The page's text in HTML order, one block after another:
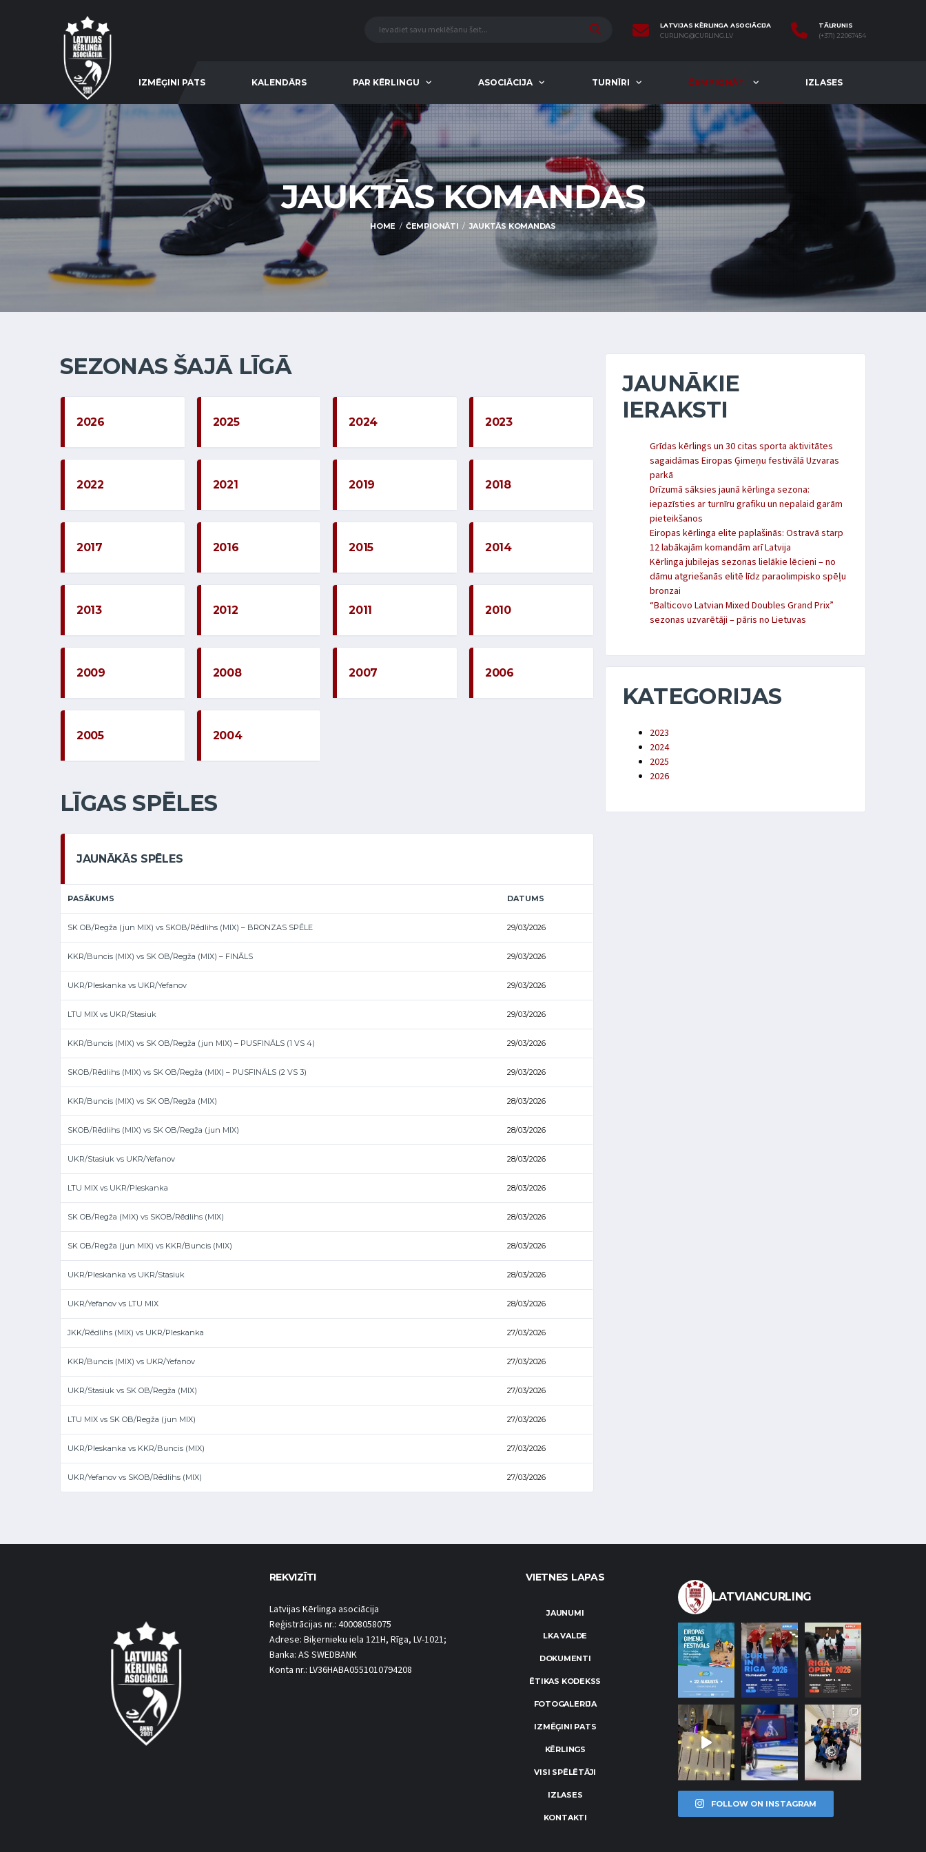
LATVIJAS KĒRLINGA ASOCIĀCIJA
CURLING@CURLING.LV
TĀLRUNIS
(+371) 22067454
IZMĒĢINI PATS KALENDĀRS PAR KĒRLINGU ASOCIĀCIJA TURNĪRI ČEMPIONĀTI IZLASES
JAUKTĀS KOMANDAS
HOME ČEMPIONĀTI JAUKTĀS KOMANDAS
SEZONAS ŠAJĀ LĪGĀ
2026 2025 2024 2023
2022 2021 2019 2018
2017 2016 2015 2014
2013 2012 2011 2010
2009 2008 2007 2006
2005 2004
LĪGAS SPĒLES
JAUNĀKĀS SPĒLES
PASĀKUMS DATUMS
SK OB/Regža (jun MIX) vs SKOB/Rēdlihs (MIX) – BRONZAS SPĒLE 29/03/2026
KKR/Buncis (MIX) vs SK OB/Regža (MIX) – FINĀLS 29/03/2026
UKR/Pleskanka vs UKR/Yefanov 29/03/2026
LTU MIX vs UKR/Stasiuk 29/03/2026
KKR/Buncis (MIX) vs SK OB/Regža (jun MIX) – PUSFINĀLS (1 VS 4) 29/03/2026
SKOB/Rēdlihs (MIX) vs SK OB/Regža (MIX) – PUSFINĀLS (2 VS 3) 29/03/2026
KKR/Buncis (MIX) vs SK OB/Regža (MIX) 28/03/2026
SKOB/Rēdlihs (MIX) vs SK OB/Regža (jun MIX) 28/03/2026
UKR/Stasiuk vs UKR/Yefanov 28/03/2026
LTU MIX vs UKR/Pleskanka 28/03/2026
SK OB/Regža (MIX) vs SKOB/Rēdlihs (MIX) 28/03/2026
SK OB/Regža (jun MIX) vs KKR/Buncis (MIX) 28/03/2026
UKR/Pleskanka vs UKR/Stasiuk 28/03/2026
UKR/Yefanov vs LTU MIX 28/03/2026
JKK/Rēdlihs (MIX) vs UKR/Pleskanka 27/03/2026
KKR/Buncis (MIX) vs UKR/Yefanov 27/03/2026
UKR/Stasiuk vs SK OB/Regža (MIX) 27/03/2026
LTU MIX vs SK OB/Regža (jun MIX) 27/03/2026
UKR/Pleskanka vs KKR/Buncis (MIX) 27/03/2026
UKR/Yefanov vs SKOB/Rēdlihs (MIX) 27/03/2026
JAUNĀKIE
IERAKSTI
Grīdas kērlings un 30 citas sporta aktivitātes
sagaidāmas Eiropas Ģimeņu festivālā Uzvaras
parkā
Drīzumā sāksies jaunā kērlinga sezona:
iepazīsties ar turnīru grafiku un nepalaid garām
pieteikšanos
Eiropas kērlinga elite paplašinās: Ostravā starp
12 labākajām komandām arī Latvija
Kērlinga jubilejas sezonas lielākie lēcieni – no
dāmu atgriešanās elitē līdz paraolimpisko spēļu
bronzai
“Balticovo Latvian Mixed Doubles Grand Prix”
sezonas uzvarētāji – pāris no Lietuvas
KATEGORIJAS
2023
2024
2025
2026
REKVIZĪTI
Latvijas Kērlinga asociācija
Reģistrācijas nr.: 40008058075
Adrese: Biķernieku iela 121H, Rīga, LV-1021;
Banka: AS SWEDBANK
Konta nr.: LV36HABA0551010794208
VIETNES LAPAS
JAUNUMI
LKA VALDE
DOKUMENTI
ĒTIKAS KODEKSS
FOTOGALERIJA
IZMĒĢINI PATS
KĒRLINGS
VISI SPĒLĒTĀJI
IZLASES
KONTAKTI
LATVIANCURLING
FOLLOW ON INSTAGRAM